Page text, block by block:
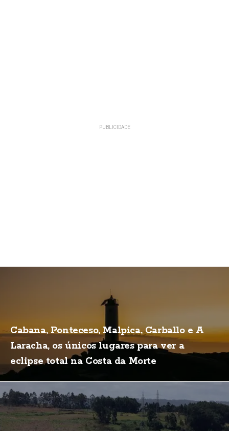
Cabana, Ponteceso, Malpica, Carballo e A
Laracha, os únicos lugares para ver a
eclipse total na Costa da Morte